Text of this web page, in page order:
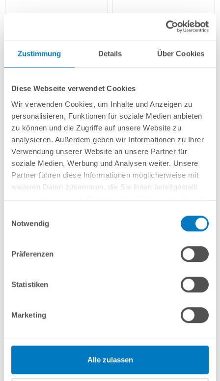
Zustimmung Details Über Cookies
Diese Webseite verwendet Cookies
Wir verwenden Cookies, um Inhalte und Anzeigen zu
personalisieren, Funktionen für soziale Medien anbieten
zu können und die Zugriffe auf unsere Website zu
analysieren. Außerdem geben wir Informationen zu Ihrer
Verwendung unserer Website an unsere Partner für
soziale Medien, Werbung und Analysen weiter. Unsere
Partner führen diese Informationen möglicherweise mit
weiteren Daten zusammen, die Sie ihnen bereitgestellt
Notwendig
Präferenzen
Statistiken
Marketing
Alle zulassen
In den Warenkorb
271219
In den Warenkorb
m | Farbe Grau/Silber
Artikel-Nr.:271220
Lieferung in ca. 1-3
Arbeitstagen
In den Warenkorb
MTH BS-Segment Ø 4,50
m | Farbe Grau/Silber
Lieferung in ca. 1-3
Arbeitstagen
In den Warenkorb